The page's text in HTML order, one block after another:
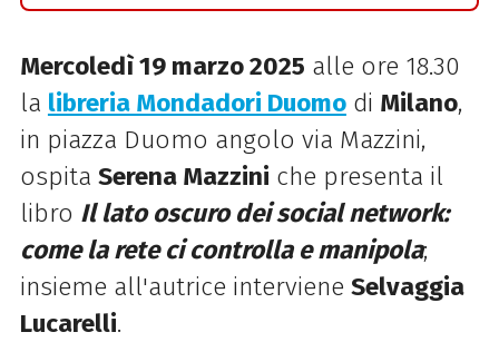
Mercoledì 19 marzo 2025 alle ore 18.30
la libreria Mondadori Duomodi Milano,
in piazza Duomo angolo via Mazzini,
ospita Serena Mazzini che presenta il
libro Il lato oscuro dei social network:
come la rete ci controlla e manipola;
insieme all'autrice interviene Selvaggia
Lucarelli.